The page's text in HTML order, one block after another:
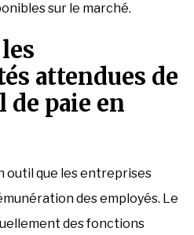
sur le marché.
attendues de
paie en
outil que les entreprises
des employés. Le
des fonctions